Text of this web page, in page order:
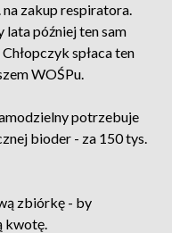
zakup respiratora.
lata później ten sam
spłaca ten
WOŚPu.
potrzebuje
bioder - za 150 tys.
zbiórkę - by
kwotę.